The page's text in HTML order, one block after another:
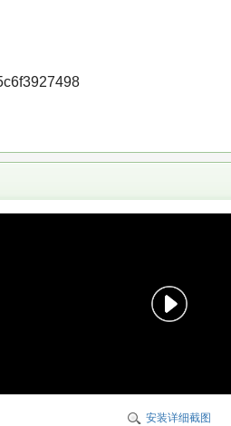
安装详细截图